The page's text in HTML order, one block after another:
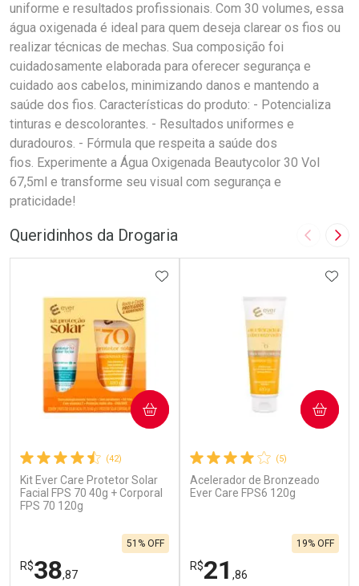
uniforme e resultados profissionais. Com 30 volumes, essa
água oxigenada é ideal para quem deseja clarear os fios ou
realizar técnicas de mechas. Sua composição foi
cuidadosamente elaborada para oferecer segurança e
cuidado aos cabelos, minimizando danos e mantendo a
saúde dos fios. Características do produto: - Potencializa
tinturas e descolorantes. - Resultados uniformes e
duradouros. - Fórmula que respeita a saúde dos
fios. Experimente a Água Oxigenada Beautycolor 30 Vol
67,5ml e transforme seu visual com segurança e
praticidade!
Queridinhos da Drogaria Imagem
(42)
Kit Ever Care Protetor Solar
Facial FPS 70 40g + Corporal
FPS 70 120g
R$38,87
51% OFF
ADICIONAR AOS FAVORITOS
COMPRAR
(5)
Acelerador de Bronzeado
Ever Care FPS6 120g
R$21 ,86
19% OFF
COMPRAR